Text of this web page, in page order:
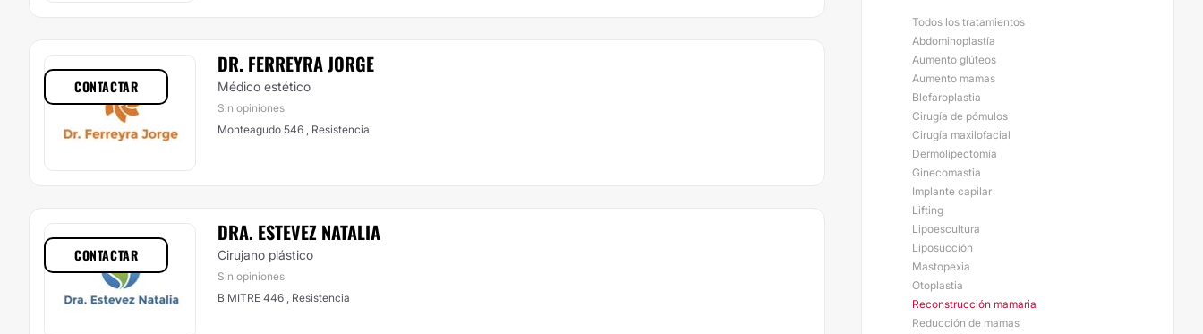
DR. FERREYRA JORGE
Médico estético
Sin opiniones
Monteagudo 546 , Resistencia
CONTACTAR
DRA. ESTEVEZ NATALIA
Cirujano plástico
Sin opiniones
B MITRE 446 , Resistencia
CONTACTAR
Todos los tratamientos
Abdominoplastía
Aumento glúteos
Aumento mamas
Blefaroplastia
Cirugía de pómulos
Cirugía maxilofacial
Dermolipectomía
Ginecomastia
Implante capilar
Lifting
Lipoescultura
Liposucción
Mastopexia
Otoplastia
Reconstrucción mamaria
Reducción de mamas